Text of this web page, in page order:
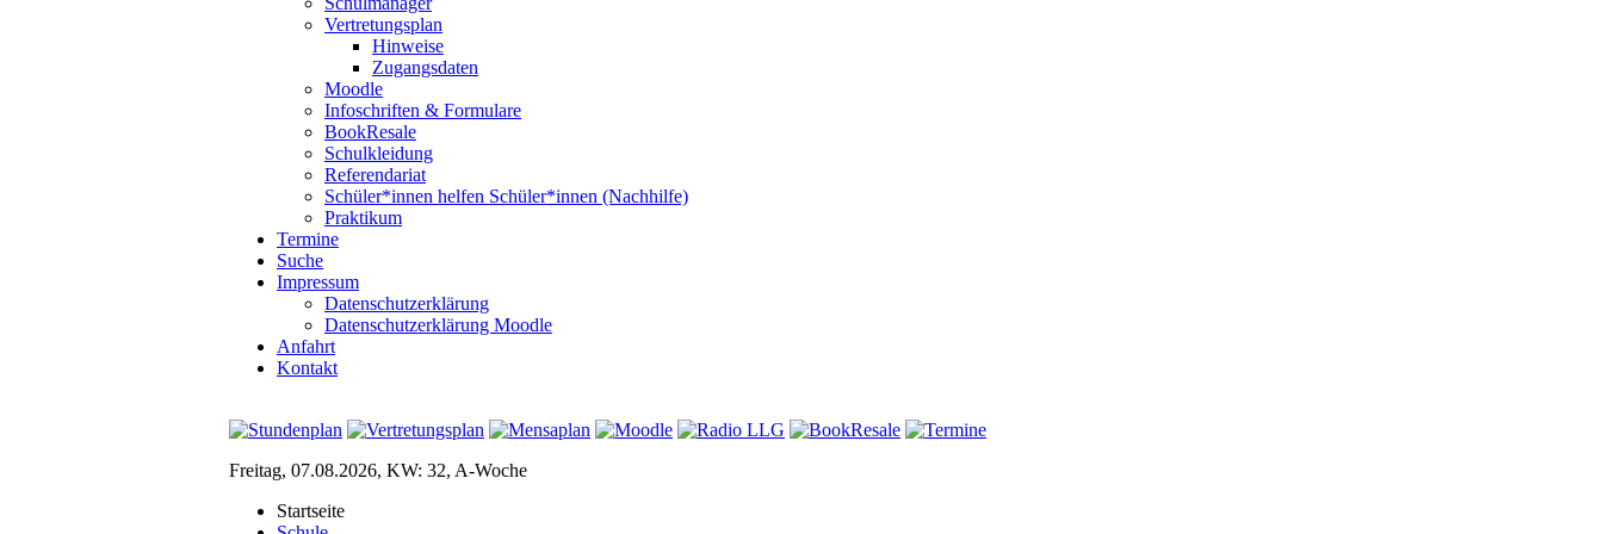
Vertretungsplan
Hinweise
Zugangsdaten
Moodle
Infoschriften & Formulare
BookResale
Schulkleidung
Referendariat
Schüler*innen helfen Schüler*innen (Nachhilfe)
Praktikum
Termine
Suche
Impressum
Datenschutzerklärung
Datenschutzerklärung Moodle
Anfahrt
Kontakt
Freitag, 07.08.2026, KW: 32, A-Woche
Startseite